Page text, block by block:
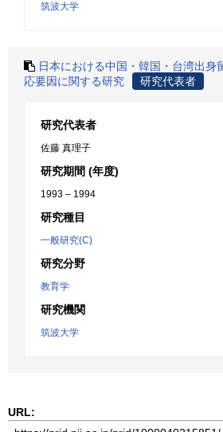
筑波大学
日本における中国・韓国・台湾出身
応要因に関する研究
研究代表者
研究代表者
佐藤 真理子
研究期間 (年度)
1993 – 1994
研究種目
一般研究(C)
研究分野
教育学
研究機関
筑波大学
URL: